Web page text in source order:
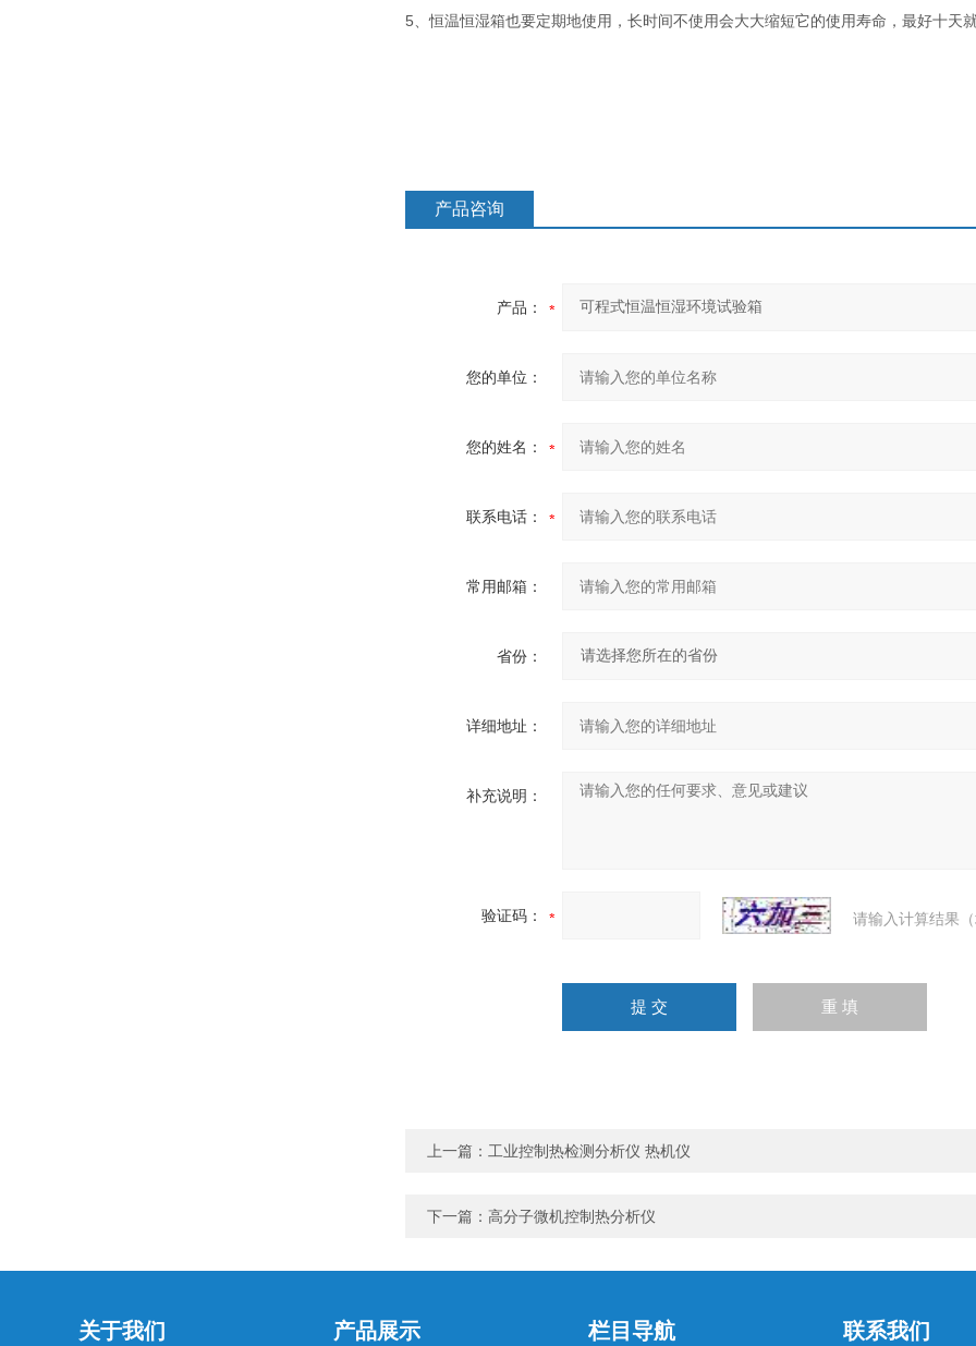
5、恒温恒湿箱也要定期地使用，长时间不使用会大大缩短它的使用寿命，最好十天
产品咨询
产品：
您的单位：
您的姓名：
联系电话：
常用邮箱：
省份：
详细地址：
补充说明：
验证码： 请输入计算结果
上一篇： 工业控制热检测分析仪 热机仪
下一篇： 高分子微机控制热分析仪
关于我们 产品展示 栏目导航 联系我们